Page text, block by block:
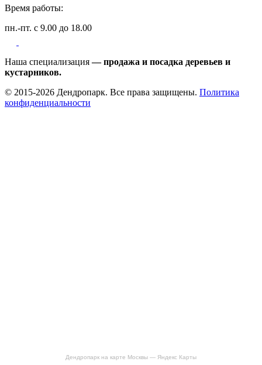
Дендропарк на карте Москвы — Яндекс Карты
Время работы:
пн.-пт. с 9.00 до 18.00
Наша специализация— продажа и посадка деревьев и
кустарников.
© 2015-2026 Дендропарк. Все права защищены. Политика
конфиденциальности